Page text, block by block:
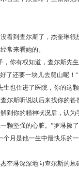
看到查尔斯了，杰奎琳很
常来看她的。
你有权知道，查尔斯先
了还要一块儿去爬山呢！”
也住进了医院，你的这
尔斯听说以后来找你的爸
到你的精神状况后，认为
颗坚强的心脏。”罗琳擦
月是他一生中最快乐的
奎琳深深地向查尔斯的墓